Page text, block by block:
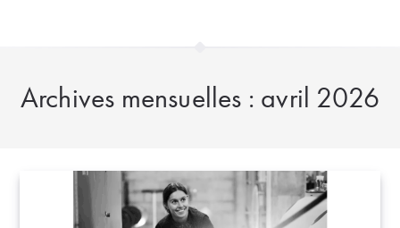
Archives mensuelles : avril 2026